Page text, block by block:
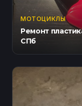
МОТОЦИКЛЫ
Ремонт
СПб